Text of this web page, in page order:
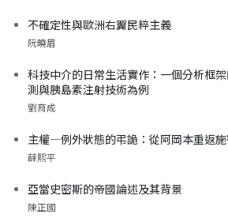
不確定性與歐洲右翼民粹主義
阮曉眉
科技中介的日常生活實作：一個分析框
測與胰島素注射技術為例
劉育成
主權—例外狀態的弔詭：從阿岡本重返
薛熙平
亞當史密斯的帝國論述及其背景
陳正國